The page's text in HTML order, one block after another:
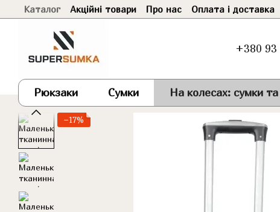
Перейти до основного контенту
Каталог Акційні товари Про нас Оплата і доставка
+380 93
Рюкзаки Сумки На колесах: сумки та
−17%